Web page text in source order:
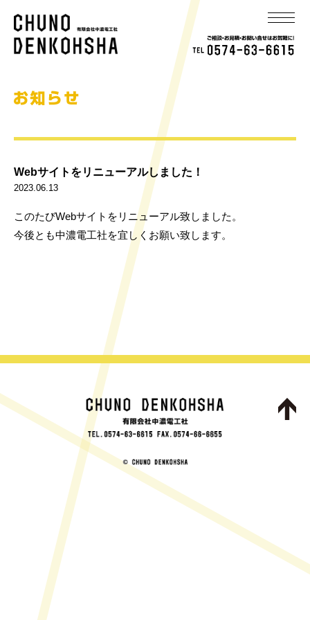
Webサイトをリニューアルしました！
2023.06.13
このたびWebサイトをリニューアル致しました。
今後とも中濃電工社を宜しくお願い致します。